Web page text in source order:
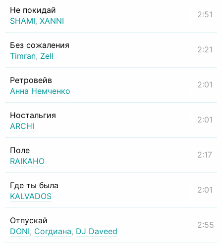
Не покидай
SHAMI, XANNI
2:51
Без сожаления
Timran, Zell
2:21
Ретровейв
Анна Немченко
2:01
Ностальгия
ARCHI
2:01
Поле
RAIKAHO
2:17
Где ты была
KALVADOS
2:01
Отпускай
DONI, Согдиана, DJ Daveed
2:55